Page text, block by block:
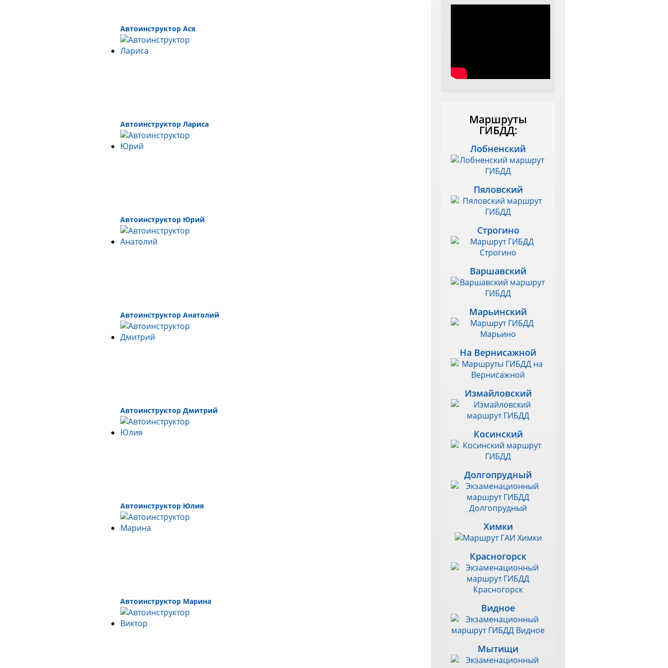
Автоинструктор Ася
Автоинструктор Лариса
Автоинструктор Юрий
Автоинструктор Анатолий
Автоинструктор Дмитрий
Автоинструктор Юлия
Автоинструктор Марина
Маршруты
ГИБДД:
Лобненский
Пяловский
Строгино
Варшавский
Марьинский
На Вернисажной
Измайловский
Косинский
Долгопрудный
Химки
Красногорск
Видное
Мытищи